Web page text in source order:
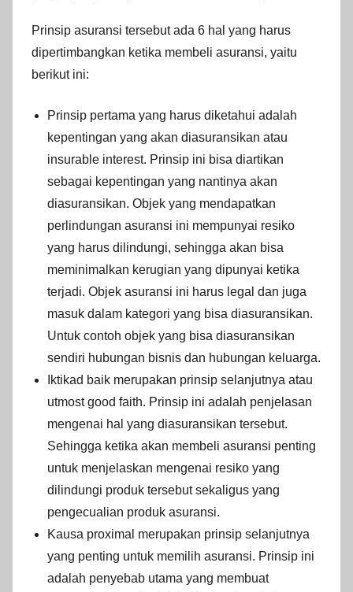
Prinsip asuransi tersebut ada 6 hal yang harus
dipertimbangkan ketika membeli asuransi, yaitu
berikut ini:
Prinsip pertama yang harus diketahui adalah
kepentingan yang akan diasuransikan atau
insurable interest. Prinsip ini bisa diartikan
sebagai kepentingan yang nantinya akan
diasuransikan. Objek yang mendapatkan
perlindungan asuransi ini mempunyai resiko
yang harus dilindungi, sehingga akan bisa
meminimalkan kerugian yang dipunyai ketika
terjadi. Objek asuransi ini harus legal dan juga
masuk dalam kategori yang bisa diasuransikan.
Untuk contoh objek yang bisa diasuransikan
sendiri hubungan bisnis dan hubungan keluarga.
Iktikad baik merupakan prinsip selanjutnya atau
utmost good faith. Prinsip ini adalah penjelasan
mengenai hal yang diasuransikan tersebut.
Sehingga ketika akan membeli asuransi penting
untuk menjelaskan mengenai resiko yang
dilindungi produk tersebut sekaligus yang
pengecualian produk asuransi.
Kausa proximal merupakan prinsip selanjutnya
yang penting untuk memilih asuransi. Prinsip ini
adalah penyebab utama yang membuat